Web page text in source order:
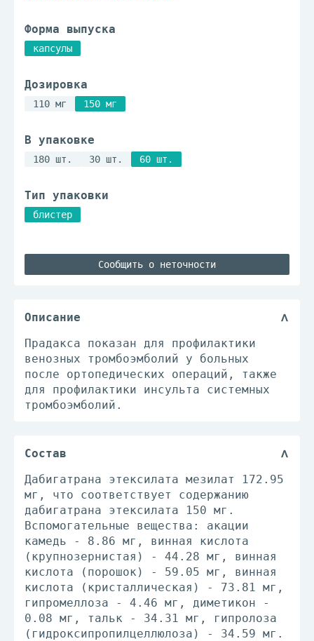
Форма выпуска
капсулы
Дозировка
110 мг 150 мг
В упаковке
180 шт. 30 шт. 60 шт.
Тип упаковки
блистер
Сообщить о неточности
Описание
Прадакса показан для профилактики
венозных тромбоэмболий у больных
после ортопедических операций, также
для профилактики инсульта системных
тромбоэмболий.
Состав
Дабигатрана этексилата мезилат 172.95
мг, что соответствует содержанию
дабигатрана этексилата 150 мг.
Вспомогательные вещества: акации
камедь - 8.86 мг, винная кислота
(крупнозернистая) - 44.28 мг, винная
кислота (порошок) - 59.05 мг, винная
кислота (кристаллическая) - 73.81 мг,
гипромеллоза - 4.46 мг, диметикон -
0.08 мг, тальк - 34.31 мг, гипролоза
(гидроксипропилцеллюлоза) - 34.59 мг.